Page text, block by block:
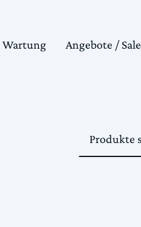
Wartung Angebote / Sale